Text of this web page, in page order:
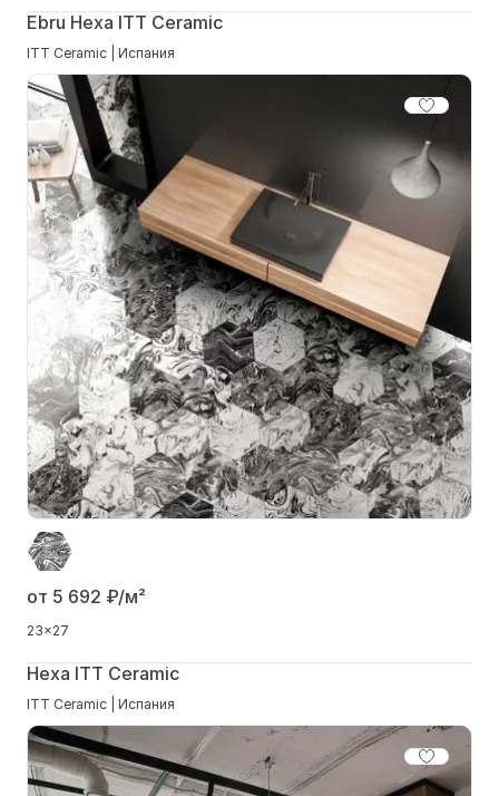
Ebru Hexa ITT Ceramic
ITT Ceramic | Испания
от 5 692 ₽/м²
23x27
Hexa ITT Ceramic
ITT Ceramic | Испания